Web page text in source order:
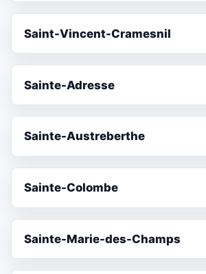
Saint-Vincent-Cramesnil
Sainte-Adresse
Sainte-Austreberthe
Sainte-Colombe
Sainte-Marie-des-Champs